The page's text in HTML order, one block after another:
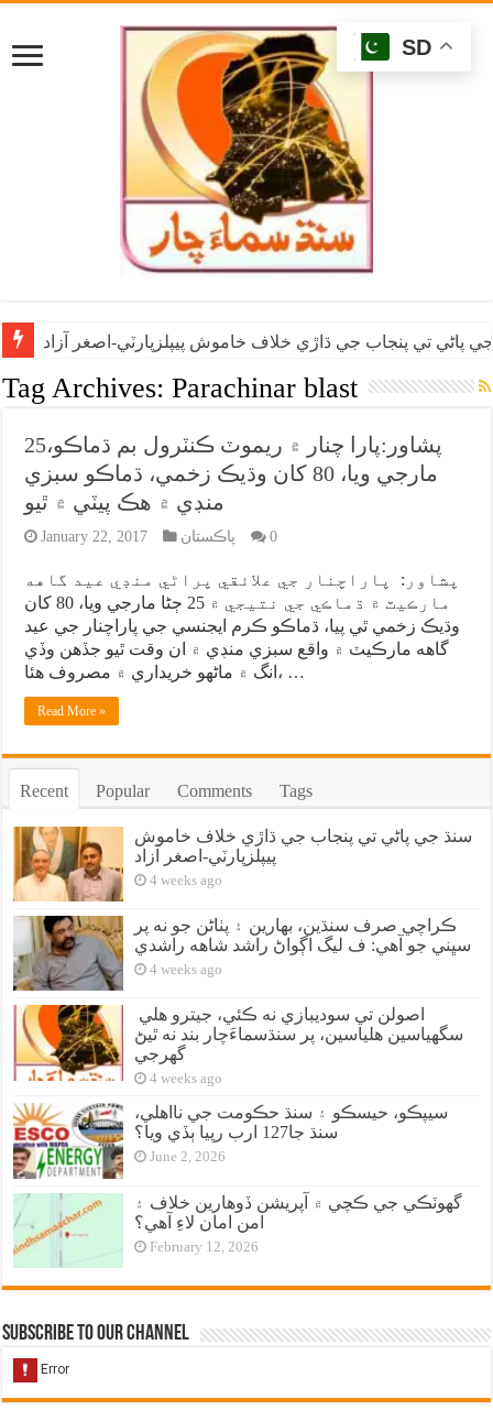
پاڻي تي پنجاب جي ڌاڙي خلاف خاموش پيپلزپارٽي-اصغر آزاد
Tag Archives:Parachinar blast
پشاور:پارا چنار ۾ ريموٽ ڪنٽرول بم ڌماڪو،25
مارجي ويا، 80 کان وڌيڪ زخمي، ڌماڪو سبزي
منڊي ۾ هڪ پيٽي ۾ ٿيو
January 22, 2017 پاڪستان 0
پشاور: پاراچنار جي علائقي پراڻي منڊي عيد گاهه
مارڪيٽ ۾ ڌماڪي جي نتيجي ۾ 25 ڄڻا مارجي ويا، 80 کان
وڌيڪ زخمي ٿي پيا، ڌماڪو ڪرم ايجنسي جي پاراچنار جي عيد
گاهه مارڪيٽ ۾ واقع سبزي منڊي ۾ ان وقت ٿيو جڏهن وڏي
انگ ۾ ماڻهو خريداري ۾ مصروف هئا، …
Read More »
Recent Popular Comments Tags
سنڌ جي پاڻي تي پنجاب جي ڌاڙي خلاف خاموش
پيپلزپارٽي-اصغر آزاد
4 weeks ago
ڪراچي صرف سنڌين، بهارين ۽ پٺاڻن جو نه پر
سڀني جو آهي: ف ليگ اڳواڻ راشد شاهه راشدي
4 weeks ago
سگهياسين هلياسين، پر سنڌسماءَچار بند نه ٿيڻ
گهرجي
4 weeks ago
سيپڪو، حيسڪو ۽ سنڌ حڪومت جي نااهلي،
سنڌ جا127 ارب رپيا ٻڏي ويا؟
June 2, 2026
گهوٽڪي جي ڪچي ۾ آپريشن ڏوهارين خلاف ۽
امن امان لاءِ آهي؟
February 12, 2026
Subscribe to our Channel
SD